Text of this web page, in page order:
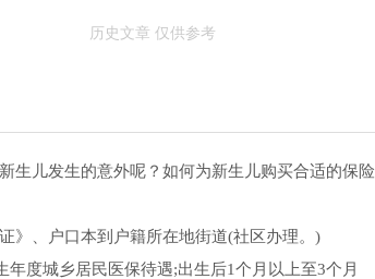
生儿发生的意外呢？如何为新生儿购买合适的保险
》、户口本到户籍所在地街道(社区办理。)
度城乡居民医保待遇;出生后1个月以上至3个月